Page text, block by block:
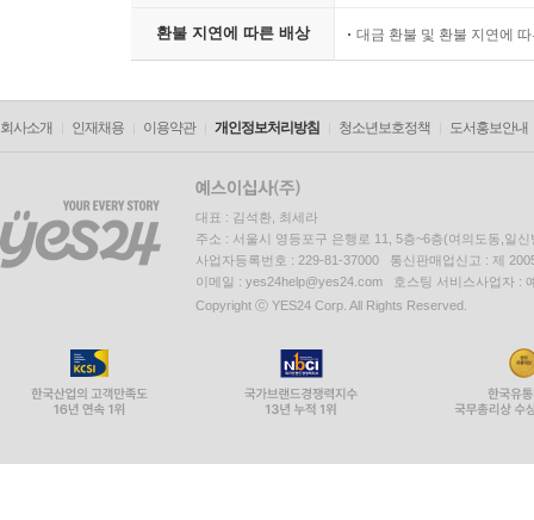
환불 지연에 따른 배상 대금 환불 및 환불 지연에
회사소개 인재채용 이용약관 개인정보처리방침 청소년보호정책 도서홍보안내
대표 : 김석환, 최세라
주소 : 서울시 영등포구 은행로 11, 5층~6층(여의도동,일신
사업자등록번호 : 229-81-37000 통신판매업신고 : 제
이메일 : yes24help@yes24.com 호스팅 서비스사업자 :
Copyright ⓒ YES24 Corp. All Rights Reserved.